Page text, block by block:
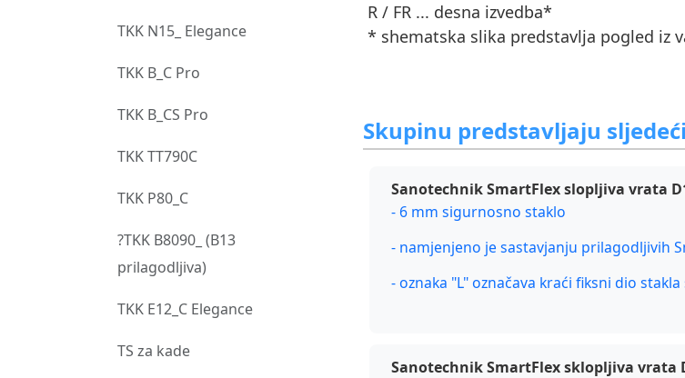
TKK N15_ Elegance
TKK B_C Pro
TKK B_CS Pro
TKK TT790C
TKK P80_C
?TKK B8090_ (B13
prilagodljiva)
TKK E12_C Elegance
TS za kade
R / FR ... desna izvedba*
* shematska slika predstavlja pogled iz
Skupinu predstavljaju
Sanotechnik SmartFlex slopljiva vrata
- 6 mm sigurnosno staklo
- namjenjeno je sastavjanju prilagodljivih
- oznaka "L" označava kraći fiksni dio
Sanotechnik SmartFlex sklopljiva vrata